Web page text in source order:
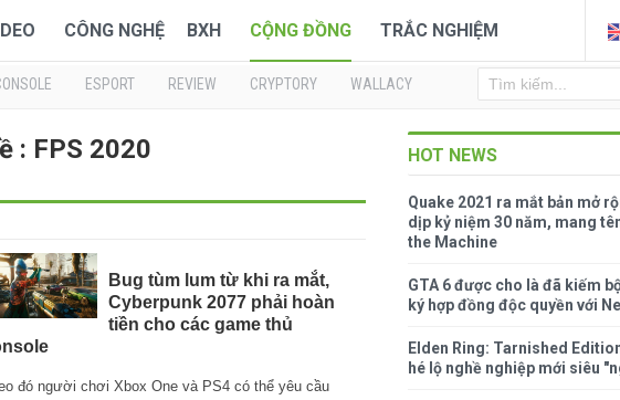
CÔNG NGHỆ BXH CỘNG ĐỒNG TRẮC NGHIỆM
ESPORT REVIEW CRYPTORY WALLACY
: FPS 2020
Bug tùm lum từ khi ra mắt,
Cyberpunk 2077 phải hoàn
tiền cho các game thủ
đó người chơi Xbox One và PS4 có thể yêu cầu
HOT NEWS
Quake 2021 ra mắt bản mở
dịp kỷ niệm 30 năm, mang
the Machine
GTA 6 được cho là đã kiếm
ký hợp đồng độc quyền với
Elden Ring: Tarnished
hé lộ nghề nghiệp mới siêu